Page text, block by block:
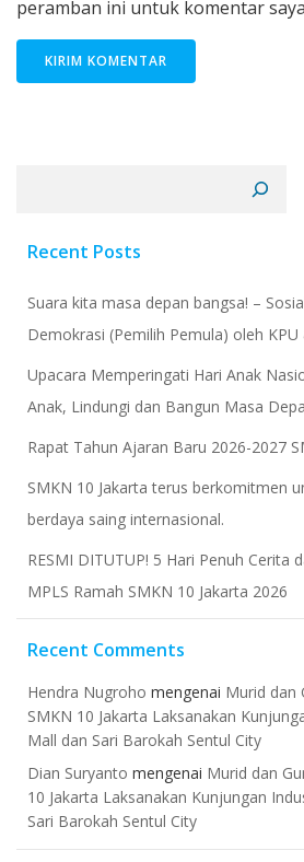
peramban ini untuk komentar
Recent Posts
Suara kita masa depan bangsa! –
Demokrasi (Pemilih Pemula) oleh KPU
Upacara Memperingati Hari Anak
Anak, Lindungi dan Bangun Masa
Rapat Tahun Ajaran Baru 2026-2027
​SMKN 10 Jakarta terus berkomitmen
berdaya saing internasional.
RESMI DITUTUP! 5 Hari Penuh Cerita
MPLS Ramah SMKN 10 Jakarta 2026
Recent Comments
Hendra Nugroho mengenai Murid dan
SMKN 10 Jakarta Laksanakan
Mall dan Sari Barokah Sentul City
Dian Suryanto mengenai Murid dan
10 Jakarta Laksanakan Kunjungan
Sari Barokah Sentul City